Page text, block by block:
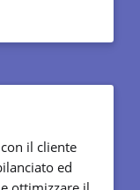
il cliente
ed